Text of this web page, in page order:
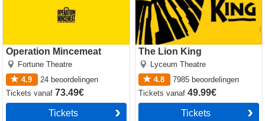
Operation Mincemeat
Fortune Theatre
4.9
24 beoordelingen
Ticketsvanaf 73.49€
Tickets
The Lion King
Lyceum Theatre
4.8
7985 beoordelingen
Ticketsvanaf49.99€
Tickets